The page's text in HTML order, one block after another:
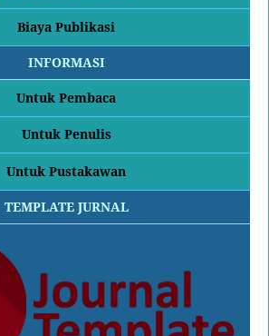
Biaya Publikasi
INFORMASI
Untuk Pembaca
Untuk Penulis
Untuk Pustakawan
TEMPLATE JURNAL